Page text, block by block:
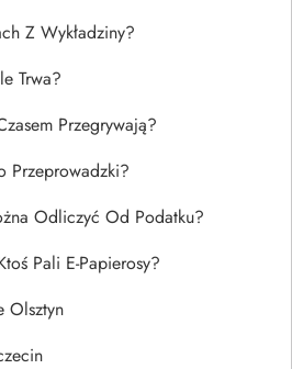
Z Wykładziny?
Trwa?
Przegrywają?
Przeprowadzki?
Odliczyć Od Podatku?
Pali E-Papierosy?
Olsztyn